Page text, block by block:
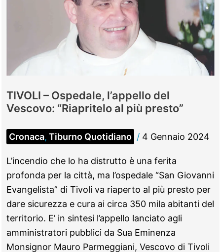
riapertura
TIVOLI – Ospedale, l’appello del
Vescovo: “Riapritelo al più presto”
Cronaca, Tiburno Quotidiano / 4 Gennaio 2024
L’incendio che lo ha distrutto è una ferita
profonda per la città, ma l’ospedale “San Giovanni
Evangelista” di Tivoli va riaperto al più presto per
dare sicurezza e cura ai circa 350 mila abitanti del
territorio. E’ in sintesi l’appello lanciato agli
amministratori pubblici da Sua Eminenza
Monsignor Mauro Parmeggiani, Vescovo di Tivoli